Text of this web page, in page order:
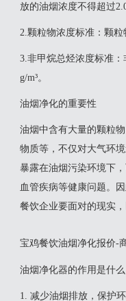
放的油烟浓度不得超过
2‌.颗粒物浓度标准‌：颗粒
‌3.非甲烷总烃浓度标准‌
g/m³。
油烟净化的重要性
油烟中含有大量的颗粒
物质等，不仅对大气环
暴露在油烟污染环境下
血管疾病等健康问题。
餐饮企业要面对的现实
宝鸡餐饮油烟净化报价-
油烟净化器的作用是什么
1. 减少油烟排放，保护